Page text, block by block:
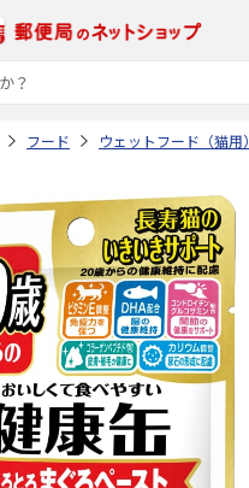
フード ウェットフード（猫用）